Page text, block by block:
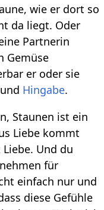
wie er dort so
da liegt. Oder
Partnerin
Gemüse
er oder sie
und Hingabe.
Staunen ist ein
Liebe kommt
Und du
nehmen für
einfach nur und
diese Gefühle